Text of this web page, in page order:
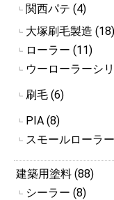
┗ 関西パテ (4)
┗ 大塚刷毛製造 (18)
┗ ローラー (11)
┗ ウーローラーシ
┗ 刷毛 (6)
┗ PIA (8)
┗ スモールローラ
建築用塗料 (88)
┗ シーラー (8)